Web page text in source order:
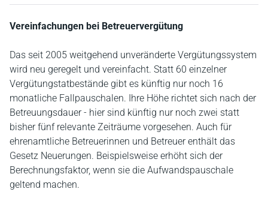
Vereinfachungen bei Betreuervergütung
Das seit 2005 weitgehend unveränderte Vergütungssystem
wird neu geregelt und vereinfacht. Statt 60 einzelner
Vergütungstatbestände gibt es künftig nur noch 16
monatliche Fallpauschalen. Ihre Höhe richtet sich nach der
Betreuungsdauer - hier sind künftig nur noch zwei statt
bisher fünf relevante Zeiträume vorgesehen. Auch für
ehrenamtliche Betreuerinnen und Betreuer enthält das
Gesetz Neuerungen. Beispielsweise erhöht sich der
Berechnungsfaktor, wenn sie die Aufwandspauschale
geltend machen.